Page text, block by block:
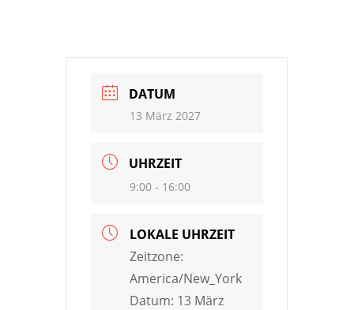
DATUM
13 März 2027
UHRZEIT
9:00 - 16:00
LOKALE UHRZEIT
Zeitzone:
America/New_York
Datum: 13 März